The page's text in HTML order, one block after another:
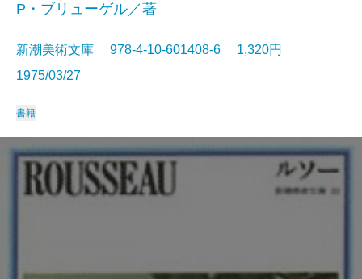
P・ブリューゲル／著
新潮美術文庫 978-4-10-601408-6 1,320円
1975/03/27
書籍